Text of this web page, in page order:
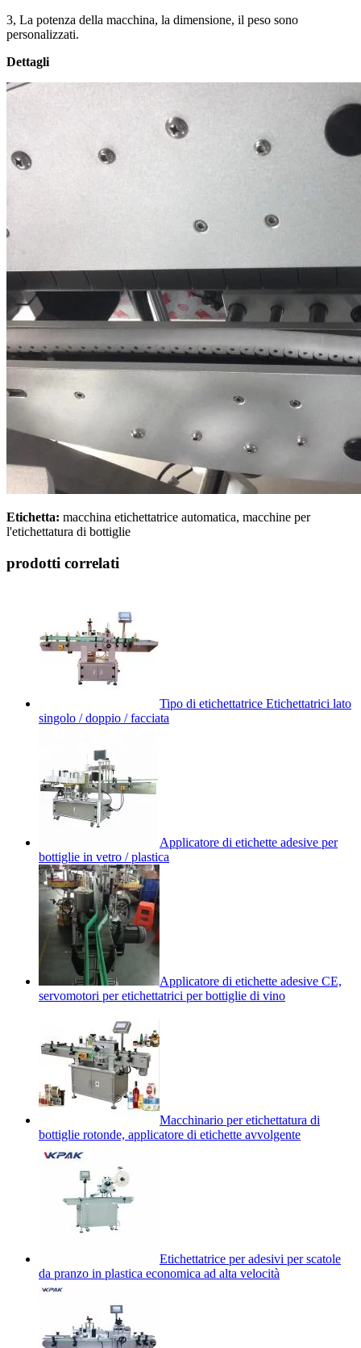
3, La potenza della macchina, la dimensione, il peso sono
personalizzati.
Dettagli
Etichetta: macchina etichettatrice automatica, macchine per
l'etichettatura di bottiglie
prodotti correlati
Tipo di etichettatrice Etichettatrici lato
singolo / doppio / facciata
Applicatore di etichette adesive per
bottiglie in vetro / plastica
Applicatore di etichette adesive CE,
servomotori per etichettatrici per bottiglie di vino
Macchinario per etichettatura di
bottiglie rotonde, applicatore di etichette avvolgente
Etichettatrice per adesivi per scatole
da pranzo in plastica economica ad alta velocità